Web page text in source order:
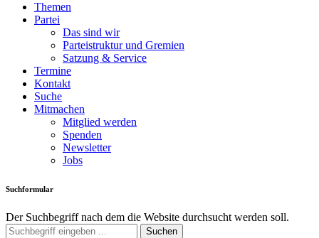
Themen
Partei
Das sind wir
Parteistruktur und Gremien
Satzung & Service
Termine
Kontakt
Suche
Mitmachen
Mitglied werden
Spenden
Newsletter
Jobs
Suchformular
Der Suchbegriff nach dem die Website durchsucht werden soll.
Suchen